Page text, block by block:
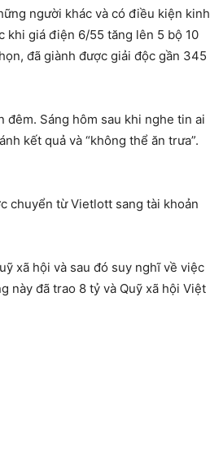
người khác và có điều kiện kinh
khi giá điện 6/55 tăng lên 5 bộ 10
đã giành được giải độc gần 345
đêm. Sáng hôm sau khi nghe tin ai
kết quả và “không thể ăn trưa”.
chuyển từ Vietlott sang tài khoản
xã hội và sau đó suy nghĩ về việc
này đã trao 8 tỷ và Quỹ xã hội Việt